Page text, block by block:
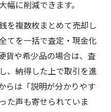
幅に削減できます。
を複数枚まとめて売却し
てを一括で査定・現金化
貨や希少品の場合は、査
、納得した上で取引を進
らは「説明が分かりやす
た声も寄せられていま